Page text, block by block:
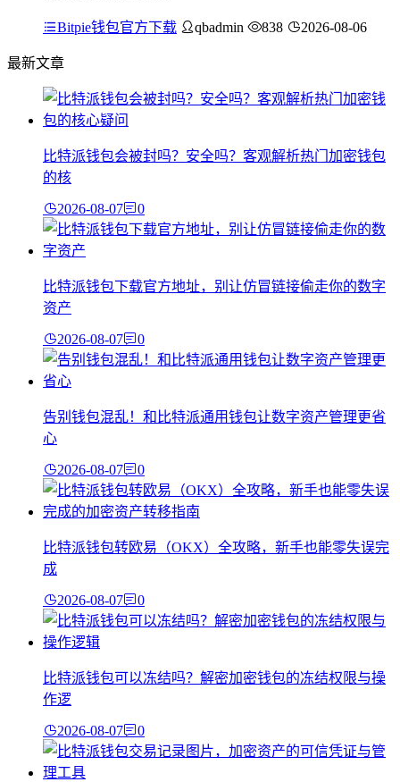
Bitpie钱包官方下载 qbadmin 838 2026-08-06
最新文章
比特派钱包会被封吗？安全吗？客观解析热门加密钱包
的核
2026-08-07 0
比特派钱包下载官方地址，别让仿冒链接偷走你的数字
资产
2026-08-07 0
告别钱包混乱！和比特派通用钱包让数字资产管理更省
心
2026-08-07 0
比特派钱包转欧易（OKX）全攻略，新手也能零失误完
成
2026-08-07 0
比特派钱包可以冻结吗？解密加密钱包的冻结权限与操
作逻
2026-08-07 0